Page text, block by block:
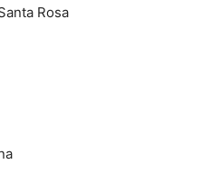
Rosa